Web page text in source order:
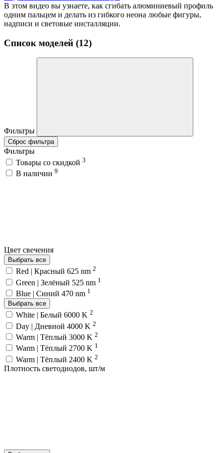
В этом видео вы узнаете, как сгибать алюминиевый профиль
одним пальцем и делать из гибкого неона любые фигуры,
надписи и световые инсталляции.
Список моделей (12)
Фильтры
Сброс фильтра
Фильтры
Товары со скидкой 3
В наличии 9
Цвет свечения
Выбрать все
Red | Красный 625 nm 2
Green | Зелёный 525 nm 1
Blue | Синий 470 nm 1
Выбрать все
White | Белый 6000 K 2
Day | Дневной 4000 K 2
Warm | Тёплый 3000 K 2
Warm | Тёплый 2700 K 1
Warm | Тёплый 2400 K 2
Плотность светодиодов, шт/м